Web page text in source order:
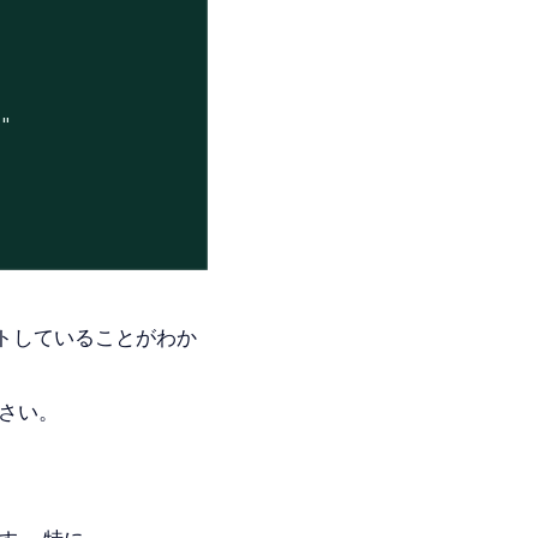
していることがわか
。